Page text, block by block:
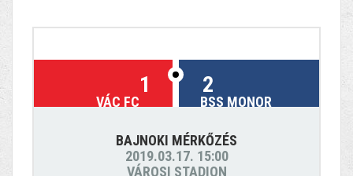
1
VÁC FC
2
BSS MONOR
BAJNOKI MÉRKŐZÉS
2019.03.17. 15:00
VÁROSI STADION